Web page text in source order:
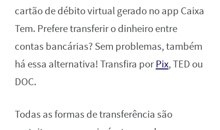
cartão de débito virtual gerado no app Caixa
Tem. Prefere transferir o dinheiro entre
contas bancárias? Sem problemas, também
há essa alternativa! Transfira porPix, TED ou
DOC.
Todas as formas de transferência são